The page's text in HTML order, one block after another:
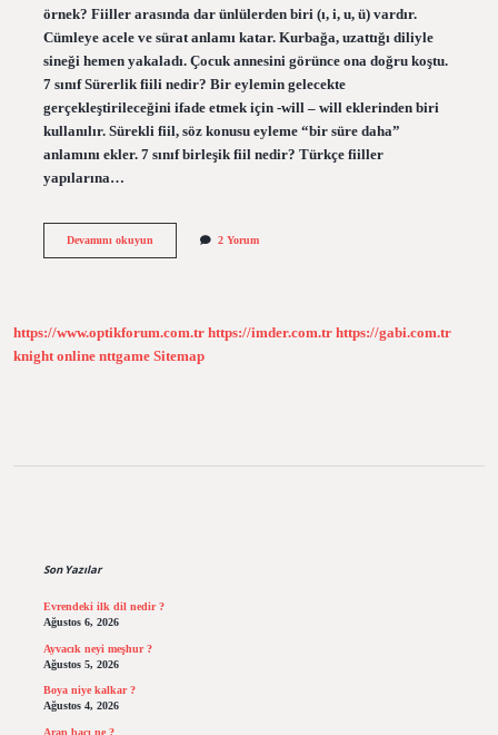
örnek? Fiiller arasında dar ünlülerden biri (ı, i, u, ü) vardır.
Cümleye acele ve sürat anlamı katar. Kurbağa, uzattığı diliyle
sineği hemen yakaladı. Çocuk annesini görünce ona doğru koştu.
7 sınıf Sürerlik fiili nedir? Bir eylemin gelecekte
gerçekleştirileceğini ifade etmek için -will – will eklerinden biri
kullanılır. Sürekli fiil, söz konusu eyleme “bir süre daha”
anlamını ekler. 7 sınıf birleşik fiil nedir? Türkçe fiiller
yapılarına…
Devamını okuyunTezlik
2 Yorum
https://www.optikforum.com.tr https://imder.com.tr https://gabi.com.tr
knight online nttgame Sitemap
Son Yazılar
Evrendeki ilk dil nedir ?
Ağustos 6, 2026
Ayvacık neyi meşhur ?
Ağustos 5, 2026
Boya niye kalkar ?
Ağustos 4, 2026
Arap bacı ne ?